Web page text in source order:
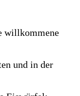
willkommene
und in der